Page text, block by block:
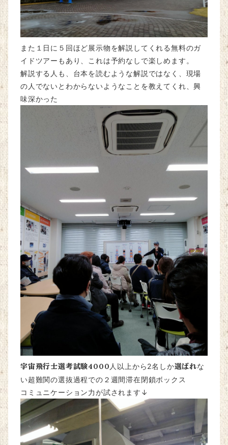
また１日に５回ほど展示物を解説してくれる無料のガ
イドツアーもあり、これは予約なしで楽しめます。
解説する人も、台本を読むような解説ではなく、現場
の人でないとわからないようなことを教えてくれ、興
味深かった
宇宙飛行士選考試験4000 人以上から2名しか選ばれな
い超難関の選抜過程での２週間滞在閉鎖ボックス
コミュニケーション力が試されます↓